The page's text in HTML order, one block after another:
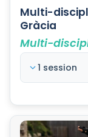
Multi-
Gràcia
Multi-
1 session